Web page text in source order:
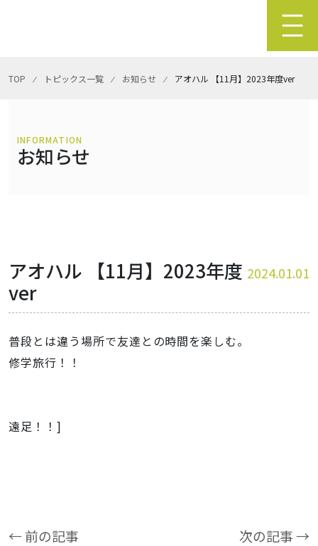
TOP ⁄ トピックス一覧 ⁄ お知らせ ⁄ アオハル 【11月】2023年度ver
INFORMATION
お知らせ
アオハル 【11月】2023年度
ver
2024.01.01
普段とは違う場所で友達との時間を楽しむ。
修学旅行！！
遠足！！]
← 前の記事 次の記事 →